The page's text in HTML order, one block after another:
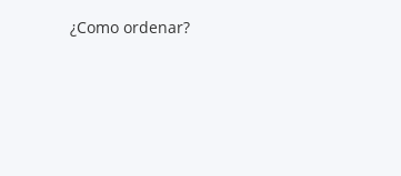
¿Como ordenar?